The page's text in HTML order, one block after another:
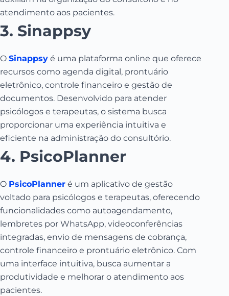
atendimento aos pacientes.
3. Sinappsy
O Sinappsy é uma plataforma online que oferece
recursos como agenda digital, prontuário
eletrônico, controle financeiro e gestão de
documentos. Desenvolvido para atender
psicólogos e terapeutas, o sistema busca
proporcionar uma experiência intuitiva e
eficiente na administração do consultório.
4. PsicoPlanner
O PsicoPlanner é um aplicativo de gestão
voltado para psicólogos e terapeutas, oferecendo
funcionalidades como autoagendamento,
lembretes por WhatsApp, videoconferências
integradas, envio de mensagens de cobrança,
controle financeiro e prontuário eletrônico. Com
uma interface intuitiva, busca aumentar a
produtividade e melhorar o atendimento aos
pacientes.